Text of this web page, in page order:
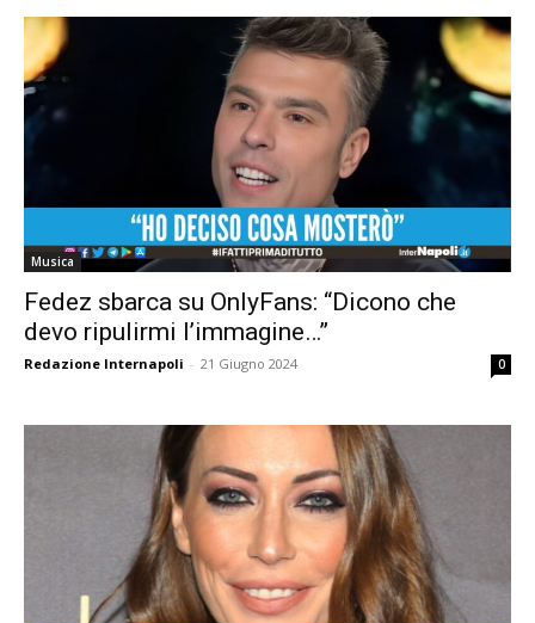
Musica
Fedez sbarca su OnlyFans: “Dicono che
devo ripulirmi l’immagine…”
Redazione Internapoli - 21 Giugno 2024 0